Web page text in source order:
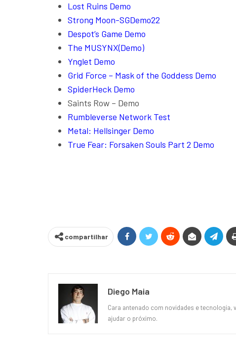
Lost Ruins Demo
Strong Moon-SGDemo22
Despot’s Game Demo
The MUSYNX(Demo)
Ynglet Demo
Grid Force – Mask of the Goddess Demo
SpiderHeck Demo
Saints Row – Demo
Rumbleverse Network Test
Metal: Hellsinger Demo
True Fear: Forsaken Souls Part 2 Demo
compartilhar
Diego Maia
Cara antenado com novidades e
ajudar o próximo.